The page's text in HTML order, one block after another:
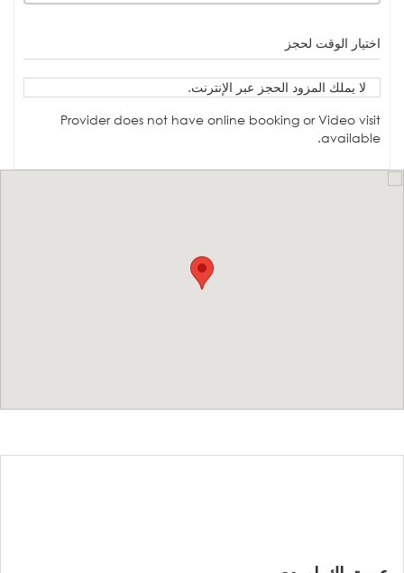
اختيار الوقت لحجز
لا يملك المزود الحجز عبر الإنترنت.
Provider does not have online booking or Video visit
available.